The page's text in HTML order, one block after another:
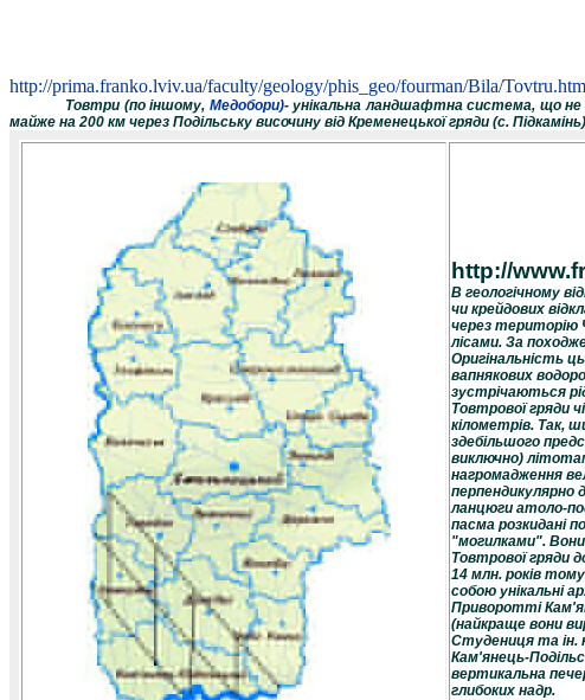
http://prima.franko.lviv.ua/faculty/geology/phis_geo/fourman/Bila/Tovtru.htm
Товтри (по іншому, Медобори)- унікальна ландшафтна система, що не
майже на 200 км через Подільську височину від Кременецької гряди (с.
http://
В геологічному
чи крейдових
через територію
лісами. За
Оригінальність
вапнякових
зустрічаються
Товтрової гряди
кілометрів. Так,
здебільшого
виключно)
нагромадження
перпендикулярно
ланцюги атоло-
пасма розкидані
"могилками". Вони
Товтрової гряди
14 млн. років
собою унікальні
Приворотті
(найкраще вони
Студениця та ін.
Кам'янець-
вертикальна
глибоких надр.